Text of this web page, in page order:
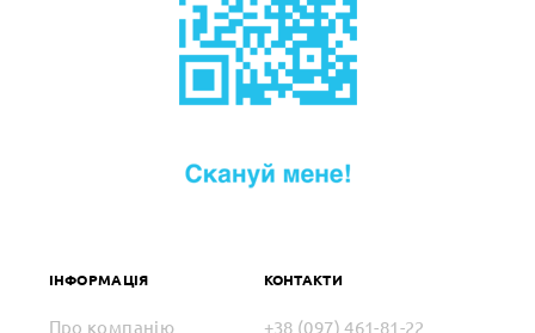
ІНФОРМАЦІЯ
Про компанію
КОНТАКТИ
+38 (097) 461-81-22